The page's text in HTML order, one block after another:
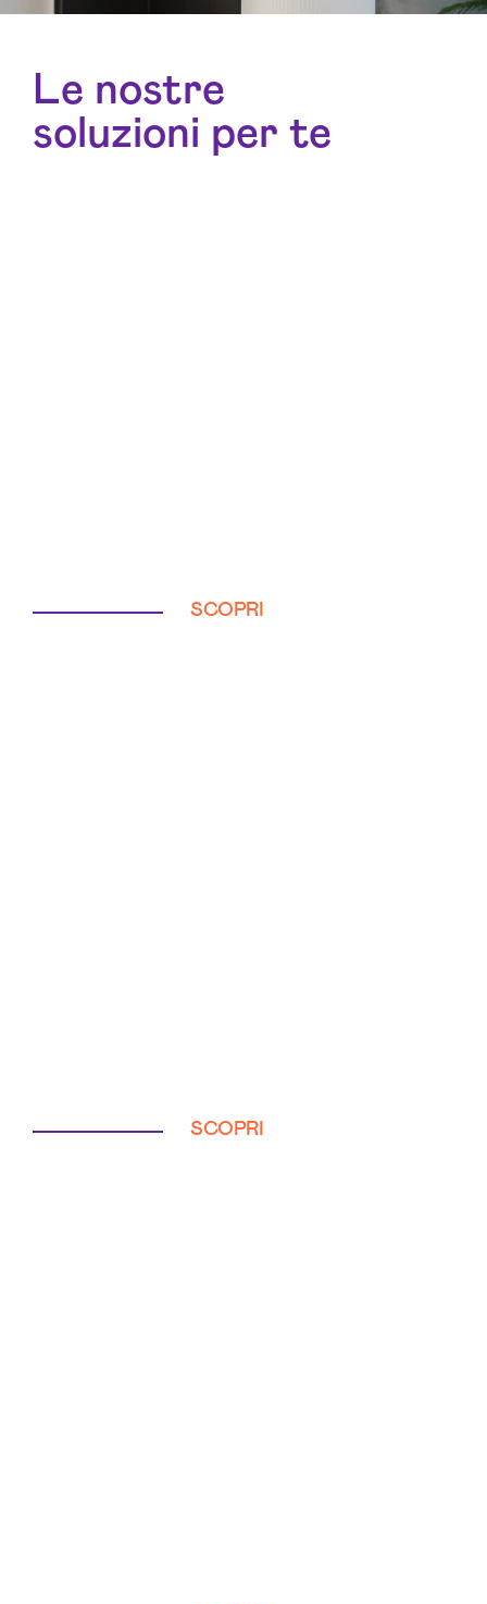
Le nostre
soluzioni per te
SCOPRI
SCOPRI